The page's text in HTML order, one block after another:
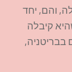
שלה, והם, יחד
קיבלה
בבריטניה,